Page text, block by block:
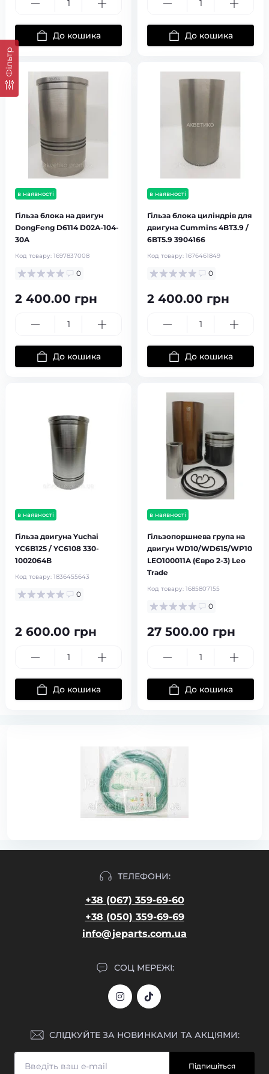
Фільтр
До кошика До кошика
в наявності
Гільза блока на двигун
DongFeng D6114 D02A-104-
30A
Код товару: 1697837008
0
2 400.00 грн
До кошика
в наявності
Гільза блока циліндрів для
двигуна Cummins 4BT3.9 /
6BT5.9 3904166
Код товару: 1676461849
0
2 400.00 грн
До кошика
в наявності
Гільза двигуна Yuchai
YC6B125 / YC6108 330-
1002064B
Код товару: 1836455643
0
2 600.00 грн
До кошика
в наявності
Гільзопоршнева група на
двигун WD10/WD615/WP10
LEO100011A (Євро 2-3) Leo
Trade
Код товару: 1685807155
0
27 500.00 грн
До кошика
ТЕЛЕФОНИ:
+38 (067) 359-69-60
+38 (050) 359-69-69
info@jeparts.com.ua
СОЦ МЕРЕЖІ:
СЛІДКУЙТЕ ЗА НОВИНКАМИ ТА АКЦІЯМИ:
Підпишіться